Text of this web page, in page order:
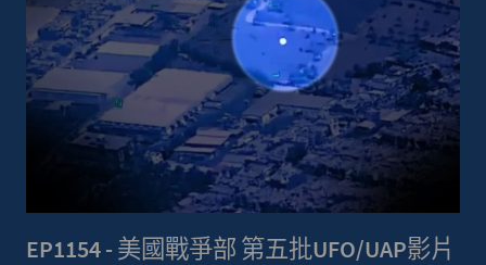
EP1154 - 美國戰爭部 第五批UFO/UAP影片